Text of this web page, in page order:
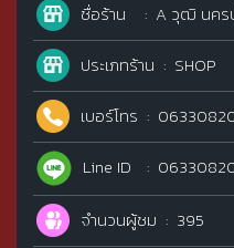
ชื่อร้าน
A วุฒิ นคร
ประเภทร้าน
SHOP
เบอร์โทร
Line ID
จำนวนผู้ชม 395